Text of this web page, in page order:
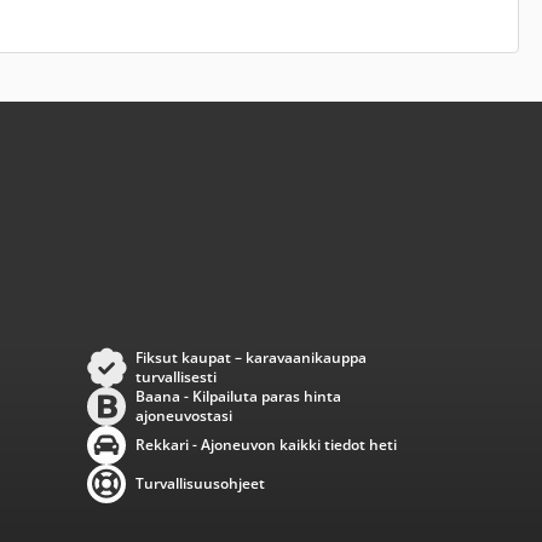
Fiksut kaupat – karavaanikauppa
turvallisesti
Baana - Kilpailuta paras hinta
ajoneuvostasi
Rekkari - Ajoneuvon kaikki tiedot heti
Turvallisuusohjeet